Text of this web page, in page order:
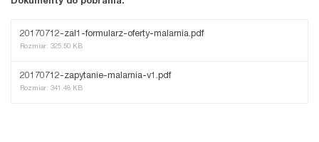
Dokumenty do pobrania:
20170712-zal1-formularz-oferty-malarnia.pdf
Rozmiar: 325.50 KB
20170712-zapytanie-malarnia-v1.pdf
Rozmiar: 341.48 KB